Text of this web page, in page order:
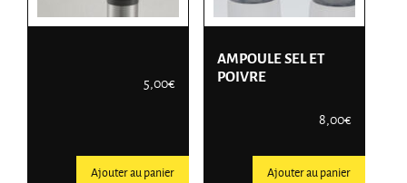
5,00€
Ajouter au panier
AMPOULE SEL ET
POIVRE
8,00€
Ajouter au panier